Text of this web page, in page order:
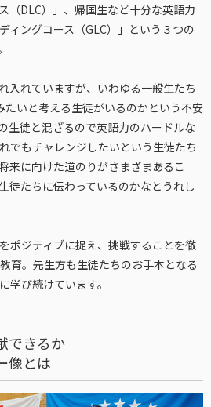
（DLC）」、帰国生など十分な英語力
ィングコース（GLC）」という３つの
入れていますが、いわゆる一般生たち
たいと考える生徒がいるのかという不安
生徒と混ざるので英語力のハードルな
でもチャレンジしたいという生徒たち
来に向けた道のりがさまざまあるこ
徒たちに伝わっているのかなとうれし
ポジティブに捉え、挑戦することを徹
育。先生方も生徒たちのお手本となる
学び続けています。
できるか
像とは